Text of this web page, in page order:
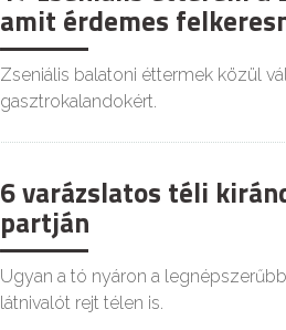
amit érdemes
Zseniális balatoni éttermek közül
gasztrokalandokért.
6 varázslatos téli
partján
Ugyan a tó nyáron a
látnivalót rejt télen is.